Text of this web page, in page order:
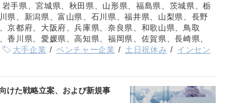
手県、宮城県、秋田県、山形県、福島県、茨城県、栃
県、新潟県、富山県、石川県、福井県、山梨県、長野
京都府、大阪府、兵庫県、奈良県、和歌山県、鳥取
川県、愛媛県、高知県、福岡県、佐賀県、長崎県、
大手企業 ベンチャー企業 土日祝休み
インセン
けた戦略立案、および新規事